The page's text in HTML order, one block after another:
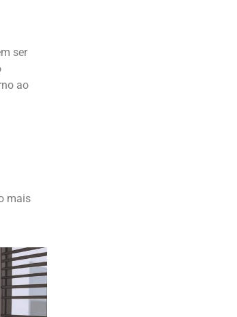
ser
ao
mais